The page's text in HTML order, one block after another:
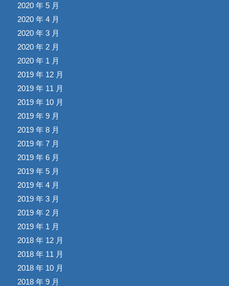
2020 年 5 月
2020 年 4 月
2020 年 3 月
2020 年 2 月
2020 年 1 月
2019 年 12 月
2019 年 11 月
2019 年 10 月
2019 年 9 月
2019 年 8 月
2019 年 7 月
2019 年 6 月
2019 年 5 月
2019 年 4 月
2019 年 3 月
2019 年 2 月
2019 年 1 月
2018 年 12 月
2018 年 11 月
2018 年 10 月
2018 年 9 月